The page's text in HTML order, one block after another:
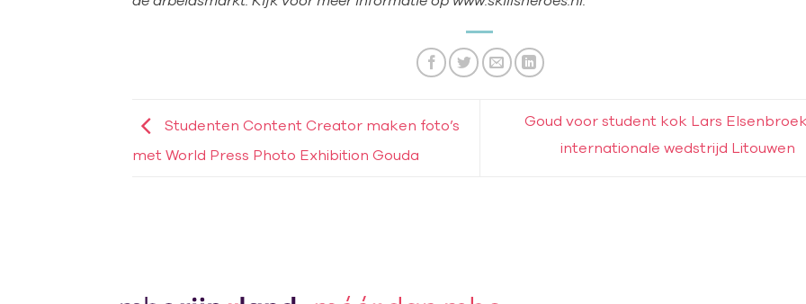
Studenten Content Creator maken foto’s
met World Press Photo Exhibition Gouda
Goud voor student kok Lars
internationale wedstrijd Litouwen